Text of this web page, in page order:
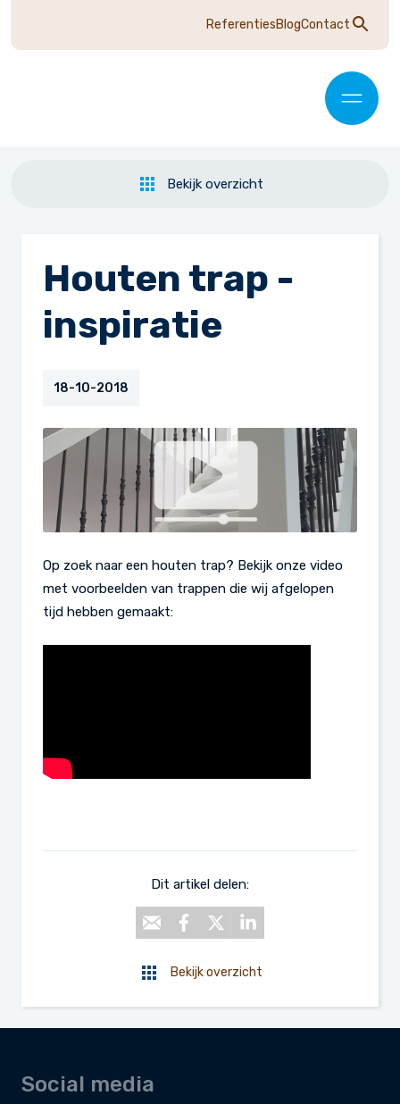
ReferentiesBlogContact
Bekijk overzicht
Houten trap -
inspiratie
18-10-2018
Op zoek naar een houten trap? Bekijk onze video
met voorbeelden van trappen die wij afgelopen
tijd hebben gemaakt:
Dit artikel delen:
Bekijk overzicht
Social media